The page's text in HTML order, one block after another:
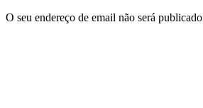
O seu endereço de email não será publicado